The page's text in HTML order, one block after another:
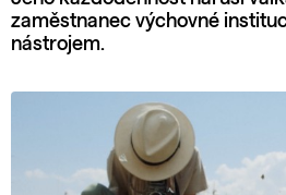
zaměstnanec výchovné
nástrojem.